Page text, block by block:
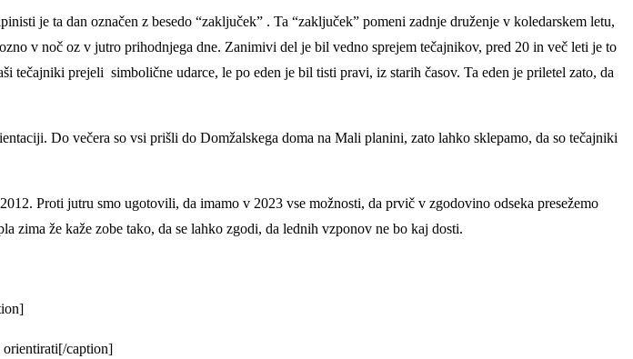
je ta dan označen z besedo “zaključek” . Ta “zaključek” pomeni zadnje druženje v koledarskem letu,
v noč oz v jutro prihodnjega dne. Zanimivi del je bil vedno sprejem tečajnikov, pred 20 in več leti je to
tečajniki prejeli simbolične udarce, le po eden je bil tisti pravi, iz starih časov. Ta eden je priletel zato, da
Do večera so vsi prišli do Domžalskega doma na Mali planini, zato lahko sklepamo, da so tečajniki
Proti jutru smo ugotovili, da imamo v 2023 vse možnosti, da prvič v zgodovino odseka presežemo
zima že kaže zobe tako, da se lahko zgodi, da lednih vzponov ne bo kaj dosti.
orientirati[/caption]